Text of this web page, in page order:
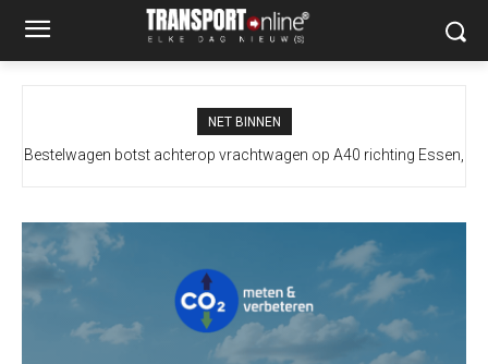
NET BINNEN
Bestelwagen botst achterop vrachtwagen op A40 richting Essen,